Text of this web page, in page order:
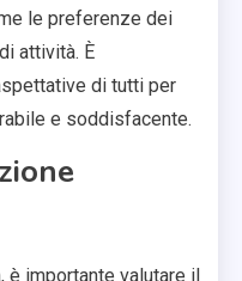
le preferenze dei
attività. È
di tutti per
e soddisfacente.
è importante valutare il